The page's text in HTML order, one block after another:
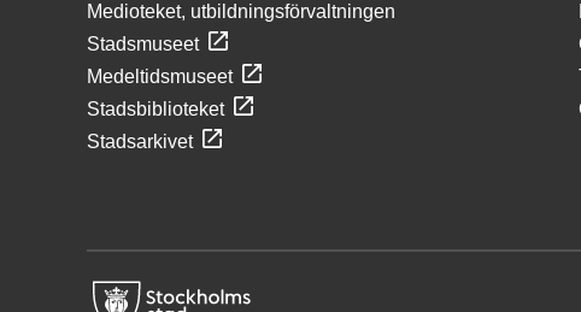
Medioteket, utbildningsförvaltningen
Stadsmuseet
Medeltidsmuseet
Stadsbiblioteket
Stadsarkivet